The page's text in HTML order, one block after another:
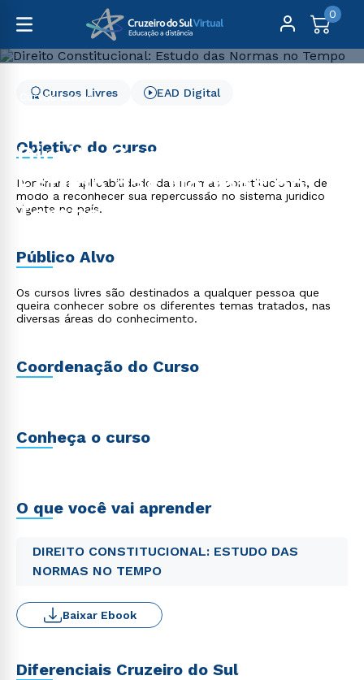
0
Cursos Livres
Direito Constitucional:
Estudo das Normas no
Tempo
Cursos Livres EAD Digital
Objetivo do curso
Dominar a aplicabilidade das normas constitucionais, de
modo a reconhecer sua repercussão no sistema jurídico
vigente no país.
Público Alvo
Os cursos livres são destinados a qualquer pessoa que
queira conhecer sobre os diferentes temas tratados, nas
diversas áreas do conhecimento.
Coordenação do Curso
Conheça o curso
O que você vai aprender
DIREITO CONSTITUCIONAL: ESTUDO DAS
NORMAS NO TEMPO
Baixar Ebook
Diferenciais Cruzeiro do Sul